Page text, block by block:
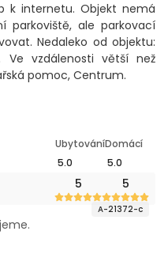
k internetu. Objekt nemá
parkoviště, ale parkovací
Nedaleko od objektu:
Ve vzdálenosti větší než
pomoc, Centrum.
Ubytování
5.0
Domácí
5.0
5 5
A-21372-c